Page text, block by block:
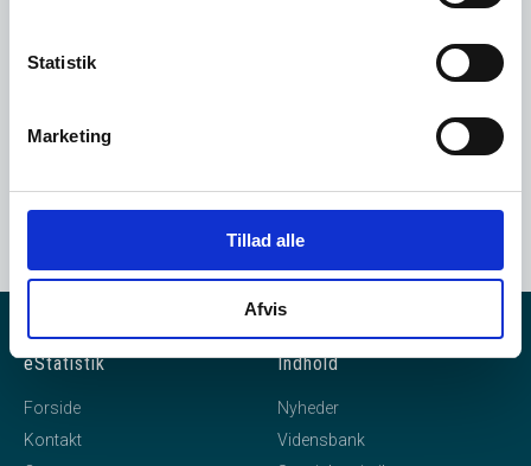
Statistik
Marketing
Tillad alle
Afvis
eStatistik
Forside
Kontakt
Indhold
Nyheder
Vidensbank